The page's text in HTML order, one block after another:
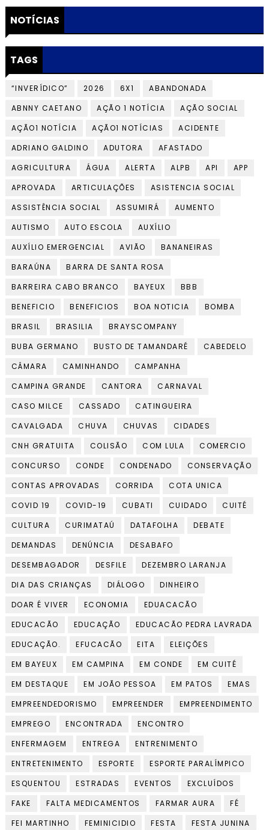
NOTÍCIAS
TAGS
“INVERÍDICO” 2026 6X1
ABANDONADA
ABNNY CAETANO
AÇÃO 1 NOTÍCIA
AÇÃO SOCIAL
AÇÃO1 NOTÍCIA
AÇÃO1 NOTÍCIAS
ACIDENTE
ADRIANO GALDINO
ADUTORA
AFASTADO
AGRICULTURA
ÁGUA ALERTA ALPB API
APP
APROVADA
ARTICULAÇÕES
ASISTENCIA SOCIAL
ASSISTÊNCIA SOCIAL
ASSUMIRÁ
AUMENTO
AUTISMO
AUTO ESCOLA
AUXÍLIO
AUXÍLIO EMERGENCIAL
AVIÃO
BANANEIRAS
BARAÚNA
BARRA DE SANTA ROSA
BARREIRA CABO BRANCO
BAYEUX
BBB
BENEFICIO
BENEFICIOS BOA NOTICIA
BOMBA
BRASIL
BRASILIA
BRAYSCOMPANY
BUBA GERMANO
BUSTO DE TAMANDARÉ
CABEDELO
CÂMARA
CAMINHANDO
CAMPANHA
CAMPINA GRANDE
CANTORA
CARNAVAL
CASO MILCE
CASSADO
CATINGUEIRA
CAVALGADA
CHUVA CHUVAS
CIDADES
CNH GRATUITA
COLISÃO COM LULA
COMERCIO
CONCURSO
CONDE CONDENADO
CONSERVAÇÃO
CONTAS APROVADAS
CORRIDA
COTA UNICA
COVID 19
COVID-19 CUBATI CUIDADO
CUITÉ
CULTURA
CURIMATAÚ DATAFOLHA
DEBATE
DEMANDAS
DENÚNCIA
DESABAFO
DESEMBAGADOR
DESFILE
DEZEMBRO LARANJA
DIA DAS CRIANÇAS
DIÁLOGO
DINHEIRO
DOAR É VIVER
ECONOMIA
EDUACACÃO
EDUCACÃO
EDUCAÇÃO
EDUCACÃO PEDRA LAVRADA
EDUCAÇÃO.
EFUCACÃO EITA
ELEIÇÕES
EM BAYEUX
EM CAMPINA EM CONDE
EM CUITÉ
EM DESTAQUE
EM JOÃO PESSOA EM PATOS
EMAS
EMPREENDEDORISMO
EMPREENDER
EMPREENDIMENTO
EMPREGO
ENCONTRADA
ENCONTRO
ENFERMAGEM
ENTREGA
ENTRENIMENTO
ENTRETENIMENTO
ESPORTE
ESPORTE PARALÍMPICO
ESQUENTOU
ESTRADAS EVENTOS
EXCLUÍDOS
FAKE
FALTA MEDICAMENTOS FARMAR AURA
FÉ
FEI MARTINHO
FEMINICIDIO FESTA
FESTA JUNINA